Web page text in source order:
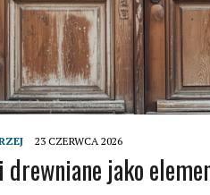
23 CZERWCA 2026
jako